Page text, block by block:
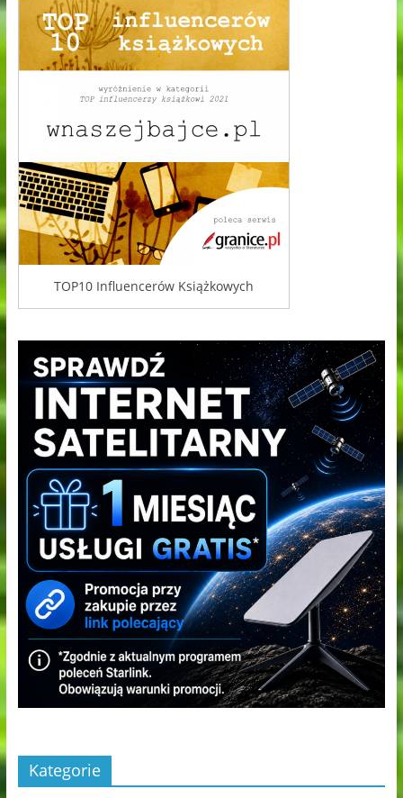
TOP10 Influencerów Książkowych
Kategorie